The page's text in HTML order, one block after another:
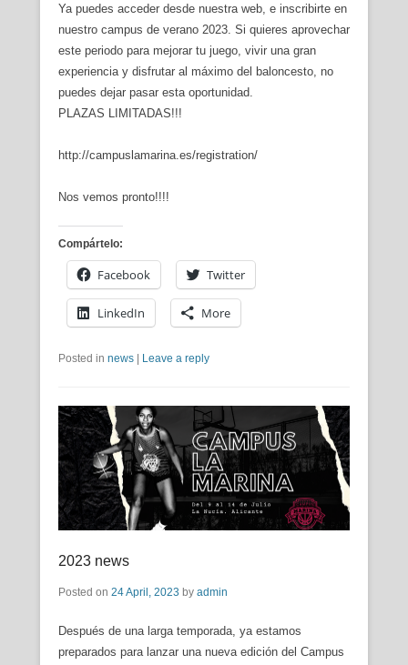
Ya puedes acceder desde nuestra web, e inscribirte en
nuestro campus de verano 2023. Si quieres aprovechar
este periodo para mejorar tu juego, vivir una gran
experiencia y disfrutar al máximo del baloncesto, no
puedes dejar pasar esta oportunidad.
PLAZAS LIMITADAS!!!
http://campuslamarina.es/registration/
Nos vemos pronto!!!!
Compártelo:
Facebook Twitter
LinkedIn More
Posted in news Leave a reply
2023 news
Posted on 24 April, 2023 by admin
Después de una larga temporada, ya estamos
preparados para lanzar una nueva edición del Campus